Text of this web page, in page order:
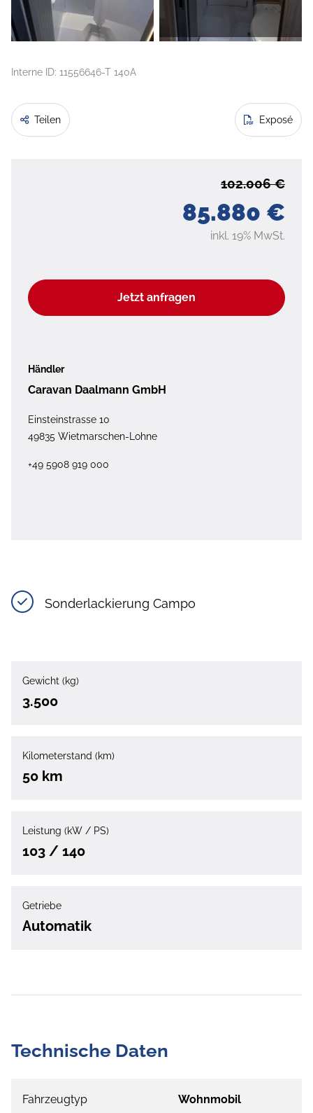
Interne ID: 11556646-T 140A
Teilen Exposé
85.880 €
102.006 €
inkl. 19% MwSt.
Jetzt anfragen
Händler
Caravan Daalmann GmbH
Einsteinstrasse 10
49835 Wietmarschen-Lohne
+49 5908 919 000
Sonderlackierung Campo
Gewicht (kg)
3.500
Kilometerstand (km)
50 km
Leistung (kW / PS)
103 / 140
Getriebe
Automatik
Technische Daten
Fahrzeugtyp Wohnmobil